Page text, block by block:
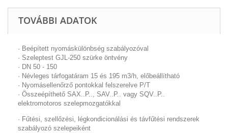
TOVÁBBI ADATOK
· Beépített nyomáskülönbség szabályozóval
· Szeleptest GJL-250 szürke öntvény
· DN 50 - 150
· Névleges tárfogatáram 15 és 195 m3/h, előbeállítható
· Nyomásellenőrző pontokkal felszerelve P/T
· Összeépíthető SAX..P.., SAV..P.. vagy SQV..P..
elektromotoros szelepmozgatókkal
· Fűtési, szellőzési, légkondicionálási és távfűtési rendszerek
szabályozó szelepeiként